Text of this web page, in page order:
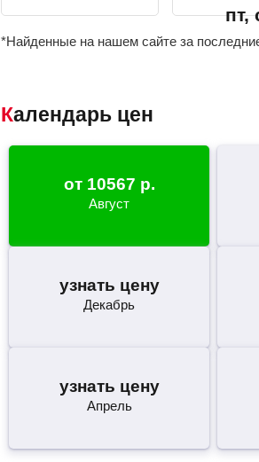
пт,
*Найденные на нашем сайте за
Календарь цен
от 10567 р.
Август
узнать цену
Декабрь
узнать цену
Апрель